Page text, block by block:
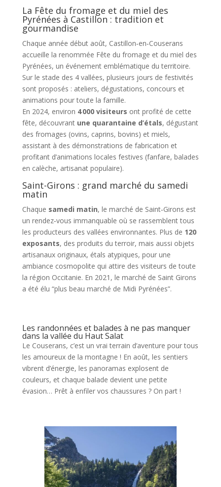
La Fête du fromage et du miel des
Pyrénées à Castillon : tradition et
gourmandise
Chaque année début août, Castillon‑en‑Couserans
accueille la renommée Fête du fromage et du miel des
Pyrénées, un événement emblématique du territoire.
Sur le stade des 4 vallées, plusieurs jours de festivités
sont proposés : ateliers, dégustations, concours et
animations pour toute la famille.
En 2024, environ 4 000 visiteurs ont profité de cette
fête, découvrant une quarantaine d’étals, dégustant
des fromages (ovins, caprins, bovins) et miels,
assistant à des démonstrations de fabrication et
profitant d’animations locales festives (fanfare, balades
en calèche, artisanat populaire).
Saint-Girons : grand marché du samedi
matin
Chaque samedi matin, le marché de Saint‑Girons est
un rendez‑vous immanquable où se rassemblent tous
les producteurs des vallées environnantes. Plus de 120
exposants, des produits du terroir, mais aussi objets
artisanaux originaux, étals atypiques, pour une
ambiance cosmopolite qui attire des visiteurs de toute
la région Occitanie. En 2021, le marché de Saint Girons
a été élu “plus beau marché de Midi Pyrénées”.
Les randonnées et balades à ne pas manquer
dans la vallée du Haut Salat
Le Couserans, c’est un vrai terrain d’aventure pour tous
les amoureux de la montagne ! En août, les sentiers
vibrent d’énergie, les panoramas explosent de
couleurs, et chaque balade devient une petite
évasion… Prêt à enfiler vos chaussures ? On part !